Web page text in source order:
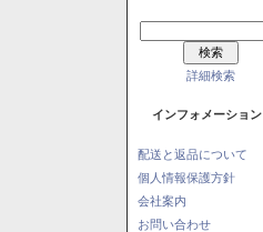
詳細検索
インフォメーション
配送と返品について
個人情報保護方針
会社案内
お問い合わせ